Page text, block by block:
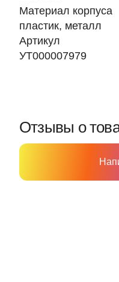
Материал корпуса
пластик, металл
Артикул
УТ000007979
Отзывы о